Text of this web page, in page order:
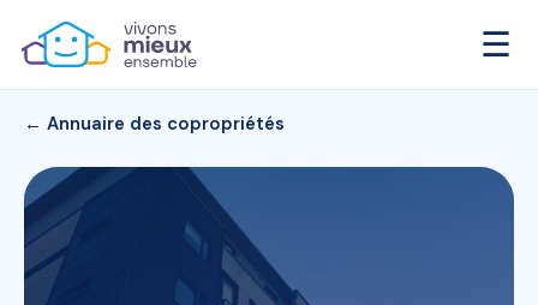
☰
← Annuaire des copropriétés